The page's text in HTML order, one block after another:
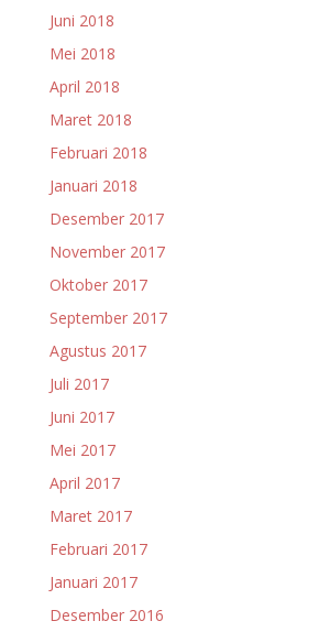
Juni 2018
Mei 2018
April 2018
Maret 2018
Februari 2018
Januari 2018
Desember 2017
November 2017
Oktober 2017
September 2017
Agustus 2017
Juli 2017
Juni 2017
Mei 2017
April 2017
Maret 2017
Februari 2017
Januari 2017
Desember 2016